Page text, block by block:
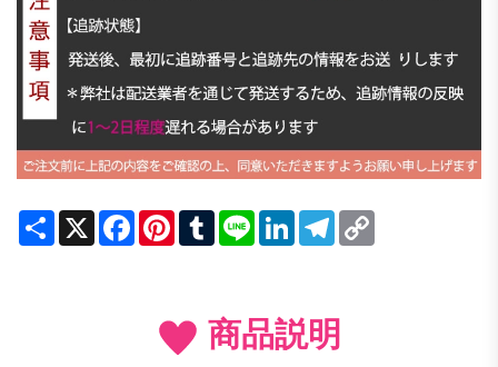
Share X FacebookPinterestTumblrLine LinkedInTelegram
商品説明